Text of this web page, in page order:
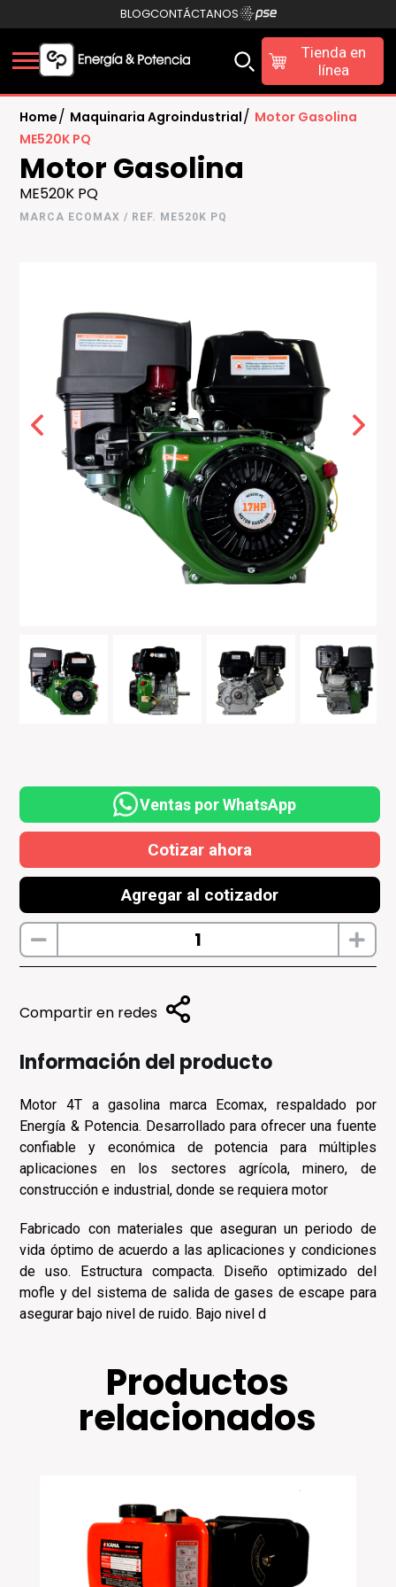
BLOGCONTÁCTANOS
Tienda en
línea
Home/ Maquinaria Agroindustrial/ Motor Gasolina
ME520K PQ
Motor Gasolina
ME520K PQ
MARCA ECOMAX / REF. ME520K PQ
Ventas por WhatsApp
Cotizar ahora
Agregar al cotizador
Compartir en redes
Información del producto
Motor 4T a gasolina marca Ecomax, respaldado por
Energía & Potencia. Desarrollado para ofrecer una fuente
confiable y económica de potencia para múltiples
aplicaciones en los sectores agrícola, minero, de
construcción e industrial, donde se requiera motor
Fabricado con materiales que aseguran un periodo de
vida óptimo de acuerdo a las aplicaciones y condiciones
de uso. Estructura compacta. Diseño optimizado del
mofle y del sistema de salida de gases de escape para
asegurar bajo nivel de ruido. Bajo nivel d
Productos
relacionados